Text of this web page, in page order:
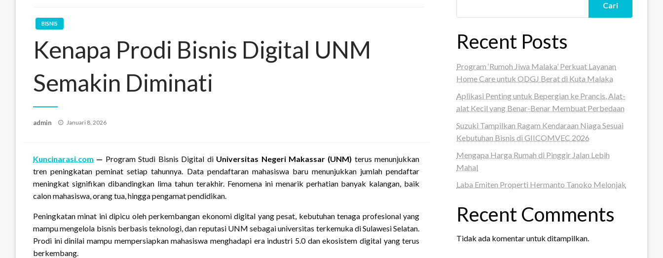
BISNIS
Kenapa Prodi Bisnis Digital UNM
Semakin Diminati
admin
Posted
Januari 8, 2026
Kuncinarasi.com — Program Studi Bisnis Digital di Universitas Negeri Makassar (UNM) terus menunjukkan
tren peningkatan peminat setiap tahunnya. Data pendaftaran mahasiswa baru menunjukkan jumlah pendaftar
meningkat signifikan dibandingkan lima tahun terakhir. Fenomena ini menarik perhatian banyak kalangan, baik
calon mahasiswa, orang tua, hingga pengamat pendidikan.
Peningkatan minat ini dipicu oleh perkembangan ekonomi digital yang pesat, kebutuhan tenaga profesional yang
mampu mengelola bisnis berbasis teknologi, dan reputasi UNM sebagai universitas terkemuka di Sulawesi Selatan.
Prodi ini dinilai mampu mempersiapkan mahasiswa menghadapi era industri 5.0 dan ekosistem digital yang terus
berkembang.
Cari
Recent Posts
Program ‘Rumoh Jiwa Malaka’ Perkuat Layanan
Home Care untuk ODGJ Berat di Kuta Malaka
Aplikasi Penting untuk Bepergian ke Prancis, Alat-
alat Kecil yang Benar-Benar Membuat Perbedaan
Suzuki Tampilkan Ragam Kendaraan Niaga Sesuai
Kebutuhan Bisnis di GIICOMVEC 2026
Mengapa Harga Rumah di Pinggir Jalan Lebih
Mahal
Laba Emiten Properti Hermanto Tanoko Melonjak
Recent Comments
Tidak ada komentar untuk ditampilkan.